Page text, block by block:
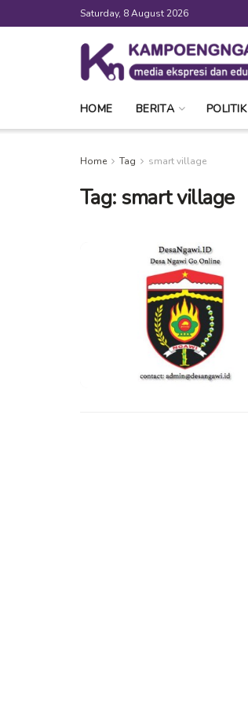
Saturday, 8 August 2026
HOME BERITA POLITIK
Home Tag smart village
Tag: smart village